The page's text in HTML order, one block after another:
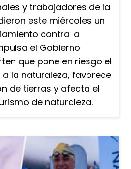
y trabajadores de la
este miércoles un
contra la
el Gobierno
que pone en riesgo el
la naturaleza, favorece
de tierras y afecta el
de naturaleza.